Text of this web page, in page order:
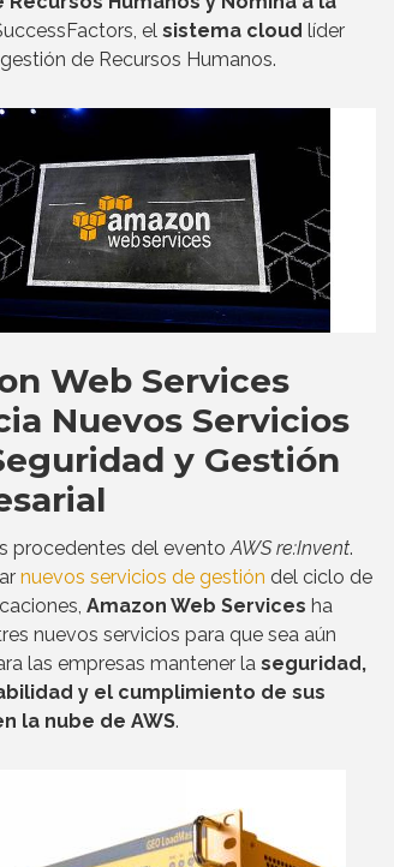
el sistema cloud líder
de Recursos Humanos.
Web Services
Nuevos Servicios
y Gestión
procedentes del eventoAWS re:Invent.
nuevos servicios de gestión del ciclo de
Amazon Web Services ha
nuevos servicios para que sea aún
las empresas mantener la seguridad,
y el cumplimiento de sus
la nube de AWS.